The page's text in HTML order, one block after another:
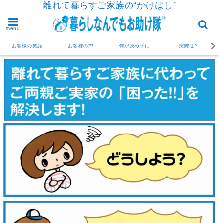
離れて暮らすご家族の“かけはし”
menu
お客様の笑顔 お客様の声 何が決め手に 実際は?